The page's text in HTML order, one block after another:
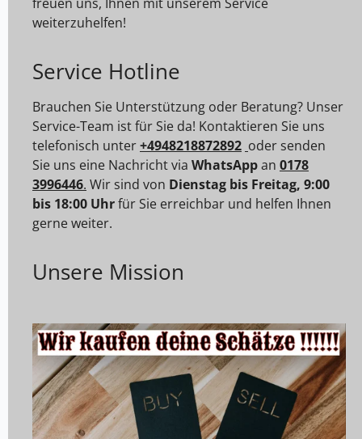
weiterzuhelfen!
Service Hotline
Brauchen Sie Unterstützung oder Beratung? Unser
Service-Team ist für Sie da! Kontaktieren Sie uns
telefonisch unter+4948218872892 oder senden
Sie uns eine Nachricht via WhatsAppan 0178
3996446. Wir sind von Dienstag bis Freitag, 9:00
bis 18:00 Uhrfür Sie erreichbar und helfen Ihnen
gerne weiter.
Unsere Mission